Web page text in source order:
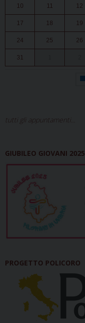
10 11 12
17 18 19
24 25 26
31
tutti gli appuntamenti...
GIUBILEO GIOVANI 2025
PROGETTO POLICORO